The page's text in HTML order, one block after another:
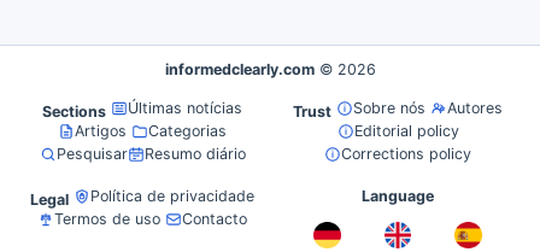
informedclearly.com © 2026
Sections
Últimas notícias
Artigos
Categorias
Pesquisar
Resumo diário
Trust Sobre nós
Autores
Editorial policy
Corrections policy
Legal
Política de privacidade
Termos de uso
Contacto
Language